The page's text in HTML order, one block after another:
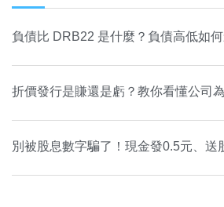
負債比 DRB22 是什麼？負債高低如
折價發行是賺還是虧？教你看懂公司
別被股息數字騙了！現金發0.5元、送